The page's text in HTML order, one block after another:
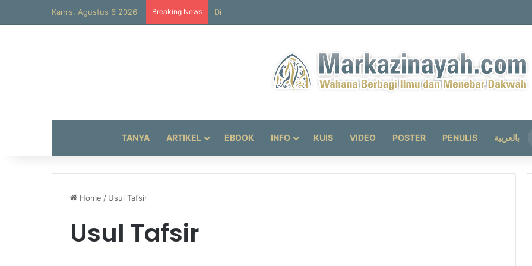
Kamis, Agustus 6 2026 Breaking News Di Gua Tsur
TANYA ARTIKEL EBOOK INFO KUIS VIDEO POSTER PENULIS بالعربية
Home / Usul Tafsir
Usul Tafsir